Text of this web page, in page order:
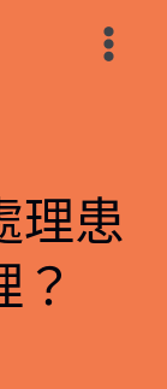
理患
？